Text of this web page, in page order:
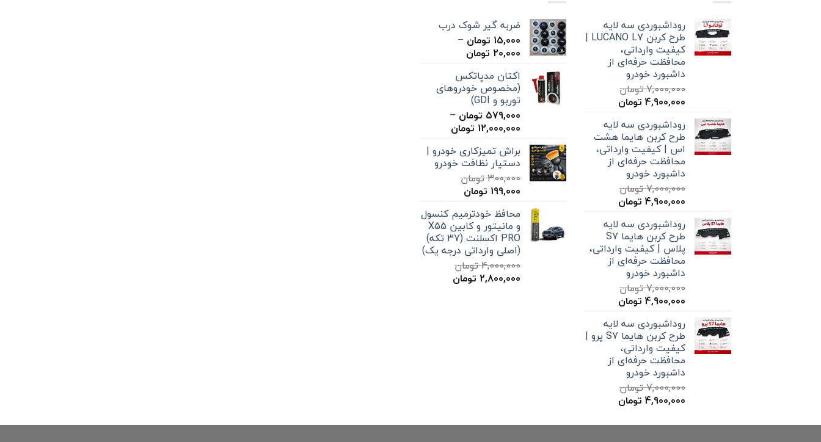
روداشبوردی سه‌ لایه
طرح کربن LUCANO L7 |
کیفیت وارداتی،
محافظت حرفه‌ای از
داشبورد خودرو
7,000,000تومان
قیمت
7,000,000 تومان
بود.
4,900,000 تومان
است.
روداشبوردی سه‌ لایه
طرح کربن هایما هشت
اس | کیفیت وارداتی،
محافظت حرفه‌ای از
داشبورد خودرو
7,000,000تومان
قیمت
7,000,000 تومان
بود.
4,900,000 تومان
4,900,000 تومان
است.
روداشبوردی سه‌ لایه
طرح کربن هایما S7
پلاس | کیفیت وارداتی،
محافظت حرفه‌ای از
داشبورد خودرو
7,000,000تومان
قیمت
7,000,000 تومان
بود.
4,900,000 تومان
است.
روداشبوردی سه‌ لایه
طرح کربن هایما S7 پرو |
کیفیت وارداتی،
محافظت حرفه‌ای از
داشبورد خودرو
7,000,000تومان
قیمت
7,000,000 تومان
4,900,000 تومان
4,900,000 تومان
ضربه گیر شوک درب
15,000 تومان –
20,000 تومان
تا
اکتان مدپاتکس
(مخصوص خودروهای
توربو و GDI)
579,000 تومان –
12,000,000 تومان
تا
براش تمیزکاری خودرو |
دستیار نظافت خودرو
300,000تومان
قیمت
300,000 تومان
بود.
199,000 تومان
199,000 تومان
است.
محافظ خودترمیم کنسول
و مانیتور و کابین X55
PRO اکسلنت (37 تکه)
(اصلی وارداتی درجه یک)
4,000,000تومان
قیمت
2,800,000 تومان